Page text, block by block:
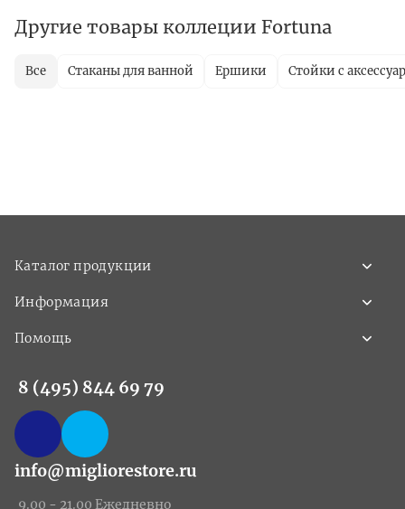
Другие товары коллеции Fortuna
Все Стаканы для ванной Ершики Стойки с
Каталог продукции
Информация
Помощь
8 (495) 844 69 79
info@migliorestore.ru
9.00 - 21.00 Ежедневно